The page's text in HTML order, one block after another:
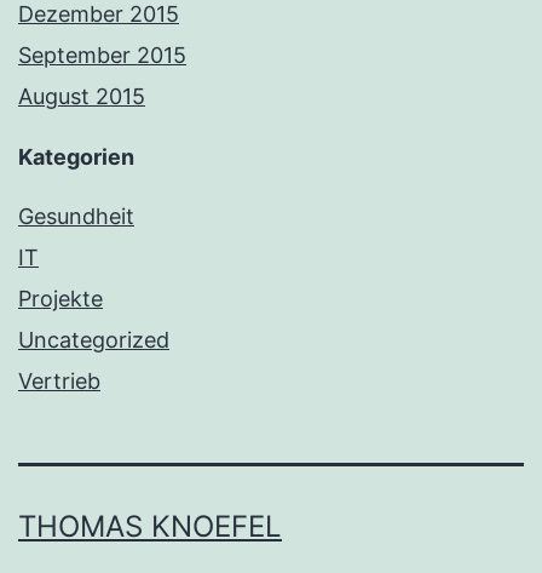
Dezember 2015
September 2015
August 2015
Kategorien
Gesundheit
IT
Projekte
Uncategorized
Vertrieb
THOMAS KNOEFEL